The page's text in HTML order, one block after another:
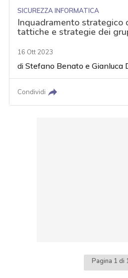
SICUREZZA INFORMATICA
Inquadramento strategico
tattiche e strategie dei
16 Ott 2023
diStefano Benato eGianluca
Condividi
Pagina 1 di